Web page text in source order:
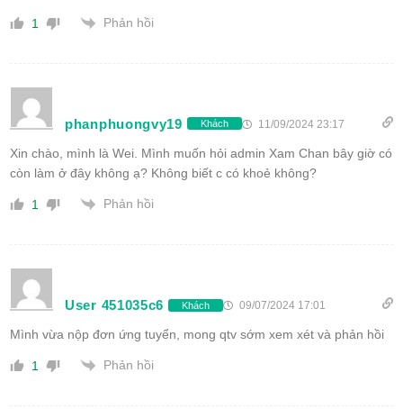
1 Phản hồi
phanphuongvy19 Khách 11/09/2024 23:17
Xin chào, mình là Wei. Mình muốn hỏi admin Xam Chan bây giờ có
còn làm ở đây không ạ? Không biết c có khoẻ không?
1 Phản hồi
User 451035c6 Khách 09/07/2024 17:01
Mình vừa nộp đơn ứng tuyển, mong qtv sớm xem xét và phản hồi
1 Phản hồi